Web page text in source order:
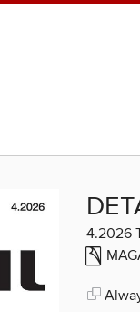
4.2026